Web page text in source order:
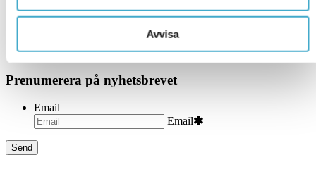
Avvisa
Läs om Avisons senaste uppdrag och andra roliga nyheter inom
översättnings- och språkbranschen.
Läs mer
Prenumerera på nyhetsbrevet
Email
Email